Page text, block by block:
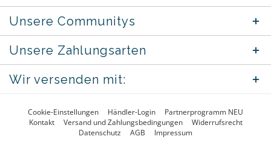
Unsere Communitys
Unsere Zahlungsarten
Wir versenden mit:
Cookie-Einstellungen Händler-Login
Partnerprogramm NEU
Kontakt
Versand und Zahlungsbedingungen
Widerrufsrecht
Datenschutz
AGB Impressum